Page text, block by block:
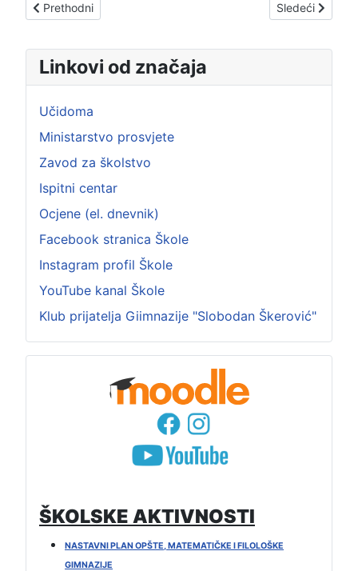
Prethodni članak: UMIJEĆE MATEMATIČKOG MIŠLJENJA
Prethodni Sledeći članak:
Sledeći
Linkovi od značaja
Učidoma
Ministarstvo prosvjete
Zavod za školstvo
Ispitni centar
Ocjene (el. dnevnik)
Facebook stranica Škole
Instagram profil Škole
YouTube kanal Škole
Klub prijatelja Giimnazije "Slobodan Škerović"
ŠKOLSKE AKTIVNOSTI
NASTAVNI PLAN OPŠTE, MATEMATIČKE I FILOLOŠKE
GIMNAZIJE